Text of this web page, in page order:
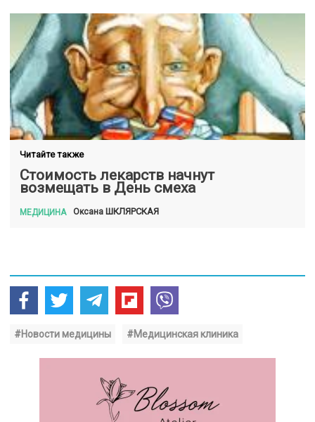
Читайте также
Стоимость лекарств начнут
возмещать в День смеха
МЕДИЦИНА Оксана ШКЛЯРСКАЯ
#Новости медицины #Медицинская клиника